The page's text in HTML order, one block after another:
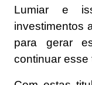
Lumiar e
investimentos
para gerar
continuar esse